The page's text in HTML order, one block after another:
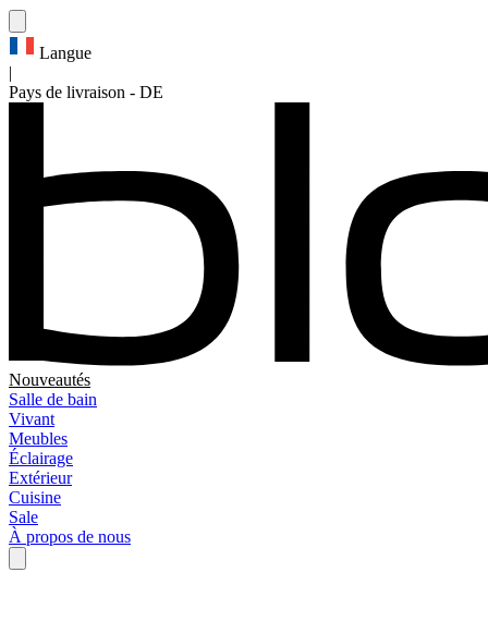
Langue
Pays de livraison - DE
Nouveautés
Salle de bain
Vivant
Meubles
Éclairage
Extérieur
Cuisine
Sale
À propos de nous